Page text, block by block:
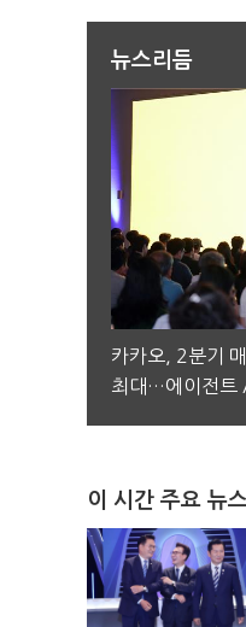
뉴스리듬
카카오, 2분기
최대…에이전트
이 시간 주요 뉴